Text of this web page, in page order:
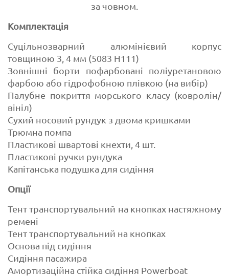
за човном.
Комплектація
Суцільнозварний алюмінієвий корпус
товщиною 3, 4 мм (5083 H111)
Зовнішні борти пофарбовані поліуретановою
фарбою або гідрофобною плівкою (на вибір)
Палубне покриття морського класу (ковролін/
вініл)
Сухий носовий рундук з двома кришками
Трюмна помпа
Пластикові швартові кнехти, 4 шт.
Пластикові ручки рундука
Капітанська подушка для сидіння
Опції
Тент транспортувальний на кнопках настяжному
ремені
Тент транспортувальний на кнопках
Основа під сидіння
Сидіння пасажира
Амортизаційна стійка сидіння Powerboat